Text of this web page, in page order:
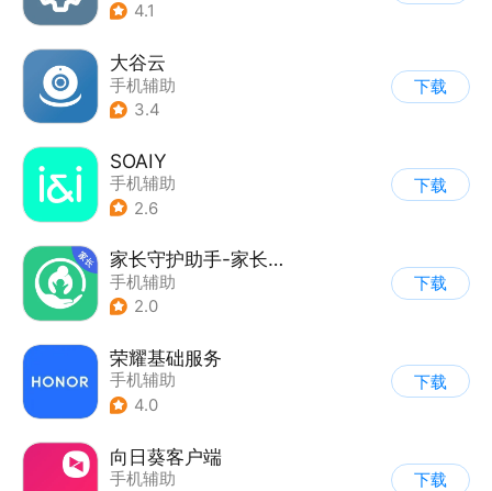
4.1
大谷云
手机辅助
3.4
下载
SOAIY
手机辅助
2.6
下载
家长守护助手-家长端
手机辅助
2.0
下载
荣耀基础服务
手机辅助
4.0
下载
向日葵客户端
手机辅助
下载